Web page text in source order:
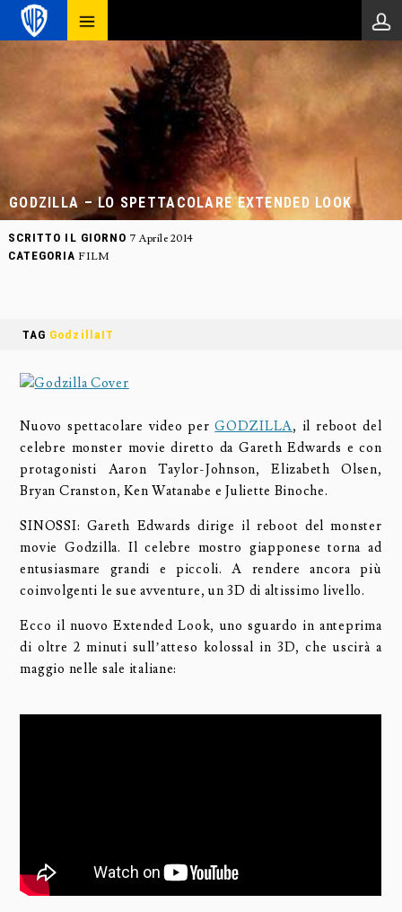
GODZILLA – LO SPETTACOLARE EXTENDED LOOK
SCRITTO IL GIORNO 7 Aprile 2014
CATEGORIA FILM
TAG GodzillaIT
Nuovo spettacolare video perGODZILLA, il reboot del
celebre monster movie diretto da Gareth Edwards e con
protagonisti Aaron Taylor-Johnson, Elizabeth Olsen,
Bryan Cranston, Ken Watanabe e Juliette Binoche.
SINOSSI: Gareth Edwards dirige il reboot del monster
movie Godzilla. Il celebre mostro giapponese torna ad
entusiasmare grandi e piccoli. A rendere ancora più
coinvolgenti le sue avventure, un 3D di altissimo livello.
Ecco il nuovo Extended Look, uno sguardo in anteprima
di oltre 2 minuti sull’atteso kolossal in 3D, che uscirà a
maggio nelle sale italiane: